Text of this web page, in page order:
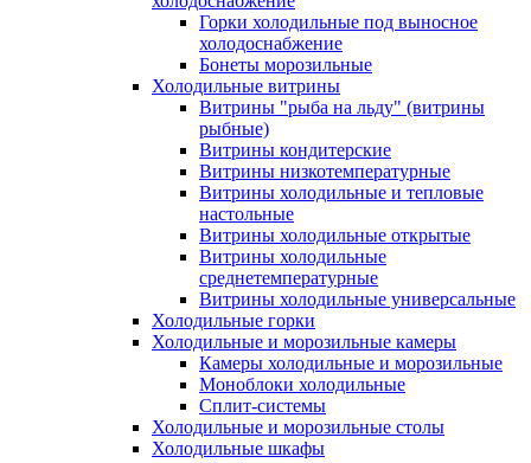
Горки холодильные под выносное
холодоснабжение
Бонеты морозильные
Холодильные витрины
Витрины "рыба на льду" (витрины
рыбные)
Витрины кондитерские
Витрины низкотемпературные
Витрины холодильные и тепловые
настольные
Витрины холодильные открытые
Витрины холодильные
среднетемпературные
Витрины холодильные универсальные
Холодильные горки
Холодильные и морозильные камеры
Камеры холодильные и морозильные
Моноблоки холодильные
Сплит-системы
Холодильные и морозильные столы
Холодильные шкафы